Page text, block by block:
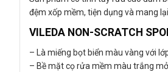
đệm xốp mềm, tiện dụng và mang
VILEDA NON-SCRATCH
– Là miếng bọt biển màu vàng với
– Bề mặt cọ rửa mềm màu trắng